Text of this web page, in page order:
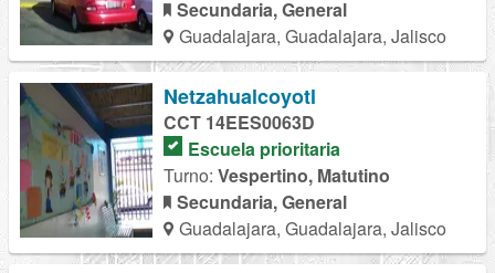
Secundaria, General
Guadalajara, Guadalajara, Jalisco
Netzahualcoyotl
CCT 14EES0063D
Escuela prioritaria
Turno: Vespertino, Matutino
Secundaria, General
Guadalajara, Guadalajara, Jalisco